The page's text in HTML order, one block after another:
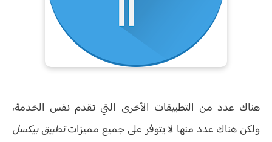
هناك عدد من التطبيقات الأخرى التي تقدم نفس الخدمة،
ولكن هناك عدد منها لا يتوفر على جميع مميزاتتطبيق بيكسل